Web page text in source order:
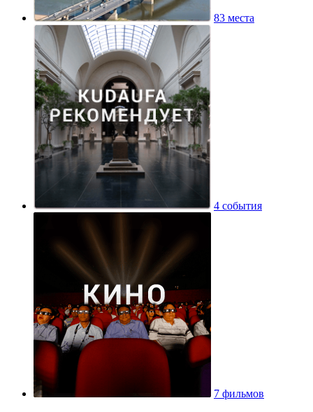
83 места
4 события
7 фильмов